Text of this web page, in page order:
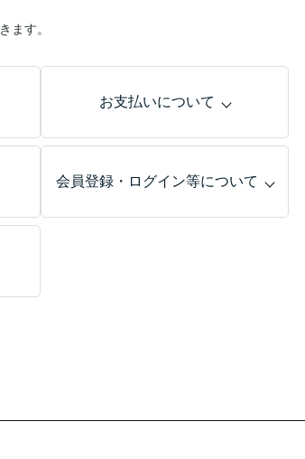
ます。
お支払いについて
会員登録・ログイン等について